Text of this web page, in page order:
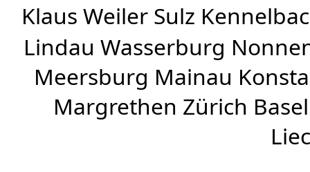
Klaus Weiler Sulz
Lindau Wasserburg
Meersburg Mainau
Margrethen Zürich